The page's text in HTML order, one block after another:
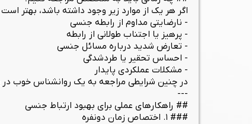
اگر هر یک از موارد زیر وجود داشته باشد، بهتر
- نارضایتی مداوم از رابطه جنسی
- پرهیز یا اجتناب طولانی از رابطه
- تعارض شدید درباره مسائل جنسی
- احساس تحقیر یا طردشدگی
- مشکلات عملکردی پایدار
در چنین شرایطی مراجعه به یک روانشناس خوب در
---
## راهکارهای عملی برای بهبود ارتباط جنسی
### ۱. اختصاص زمان دونفره